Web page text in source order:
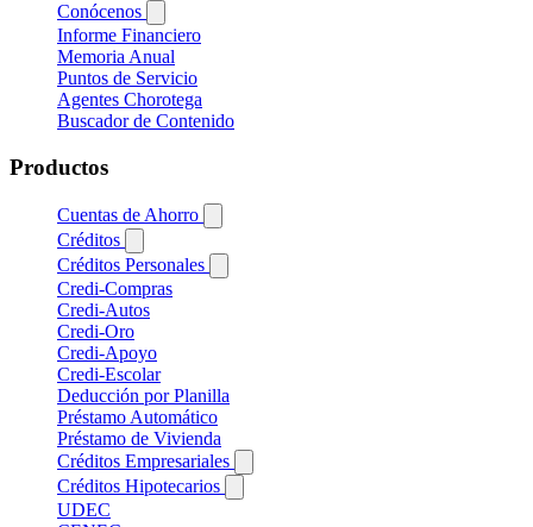
Conócenos
Informe Financiero
Memoria Anual
Puntos de Servicio
Agentes Chorotega
Buscador de Contenido
Productos
Cuentas de Ahorro
Créditos
Créditos Personales
Credi-Compras
Credi-Autos
Credi-Oro
Credi-Apoyo
Credi-Escolar
Deducción por Planilla
Préstamo Automático
Préstamo de Vivienda
Créditos Empresariales
Créditos Hipotecarios
UDEC